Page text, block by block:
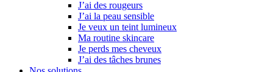
J’ai des rougeurs
J’ai la peau sensible
Je veux un teint lumineux
Ma routine skincare
Je perds mes cheveux
J’ai des tâches brunes